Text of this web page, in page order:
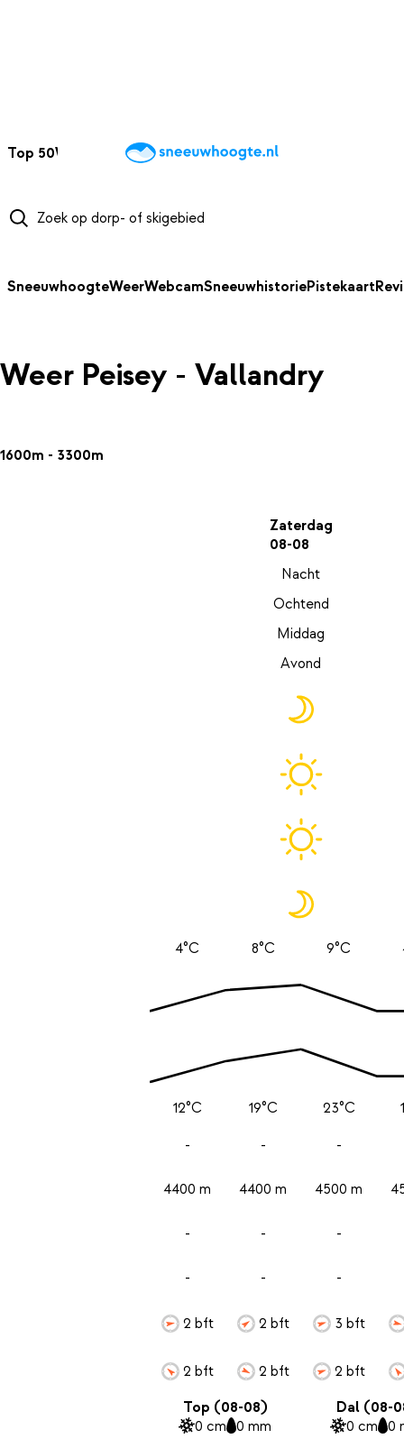
Top 50Webcams WintersportweerKaarten
SneeuwhoogteWeerWebcamSneeuwhistoriePistekaart
Weer Peisey - Vallandry
1600m - 3300m
Zaterdag
08-08
Nacht
Ochtend
Middag
Avond
4°C
12°C
-
4400 m
-
-
2 bft
2 bft
8°C
19°C
-
4400 m
-
-
2 bft
2 bft
9°C
23°C
-
4500 m
-
-
3 bft
2 bft
Top (08-08)
0 cm 0 mm
Dal (08-
0 cm 0